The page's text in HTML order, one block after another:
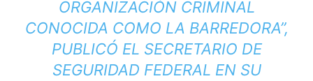
ORGANIZACIÓN CRIMINAL
CONOCIDA COMO LA BARREDORA”,
PUBLICÓ EL SECRETARIO DE
SEGURIDAD FEDERAL EN SU